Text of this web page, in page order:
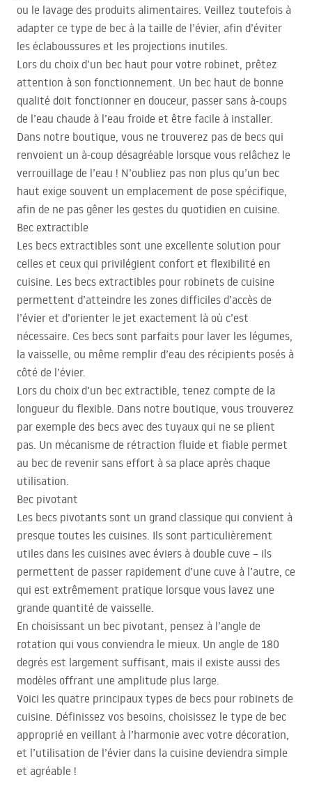
ou le lavage des produits alimentaires. Veillez toutefois à
adapter ce type de bec à la taille de l’évier, afin d’éviter
les éclaboussures et les projections inutiles.
Lors du choix d’un bec haut pour votre robinet, prêtez
attention à son fonctionnement. Un bec haut de bonne
qualité doit fonctionner en douceur, passer sans à-coups
de l’eau chaude à l’eau froide et être facile à installer.
Dans notre boutique, vous ne trouverez pas de becs qui
renvoient un à-coup désagréable lorsque vous relâchez le
verrouillage de l’eau ! N’oubliez pas non plus qu’un bec
haut exige souvent un emplacement de pose spécifique,
afin de ne pas gêner les gestes du quotidien en cuisine.
Bec extractible
Les becs extractibles sont une excellente solution pour
celles et ceux qui privilégient confort et flexibilité en
cuisine. Les becs extractibles pour robinets de cuisine
permettent d’atteindre les zones difficiles d’accès de
l’évier et d’orienter le jet exactement là où c’est
nécessaire. Ces becs sont parfaits pour laver les légumes,
la vaisselle, ou même remplir d’eau des récipients posés à
côté de l’évier.
Lors du choix d’un bec extractible, tenez compte de la
longueur du flexible. Dans notre boutique, vous trouverez
par exemple des becs avec des tuyaux qui ne se plient
pas. Un mécanisme de rétraction fluide et fiable permet
au bec de revenir sans effort à sa place après chaque
utilisation.
Bec pivotant
Les becs pivotants sont un grand classique qui convient à
presque toutes les cuisines. Ils sont particulièrement
utiles dans les cuisines avec éviers à double cuve – ils
permettent de passer rapidement d’une cuve à l’autre, ce
qui est extrêmement pratique lorsque vous lavez une
grande quantité de vaisselle.
En choisissant un bec pivotant, pensez à l’angle de
rotation qui vous conviendra le mieux. Un angle de 180
degrés est largement suffisant, mais il existe aussi des
modèles offrant une amplitude plus large.
Voici les quatre principaux types de becs pour robinets de
cuisine. Définissez vos besoins, choisissez le type de bec
approprié en veillant à l’harmonie avec votre décoration,
et l’utilisation de l’évier dans la cuisine deviendra simple
et agréable !